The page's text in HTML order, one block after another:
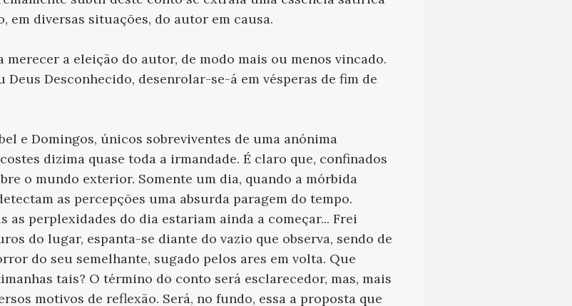
em diversas situações, do autor em causa.
a eleição do autor, de modo mais ou menos vincado.
Deus Desconhecido, desenrolar-se-á em vésperas de fim de
e Domingos, únicos sobreviventes de uma anónima
dizima quase toda a irmandade. É claro que, confinados
o mundo exterior. Somente um dia, quando a mórbida
as percepções uma absurda paragem do tempo.
as perplexidades do dia estariam ainda a começar... Frei
do lugar, espanta-se diante do vazio que observa, sendo de
do seu semelhante, sugado pelos ares em volta. Que
tais? O término do conto será esclarecedor, mas, mais
motivos de reflexão. Será, no fundo, essa a proposta que